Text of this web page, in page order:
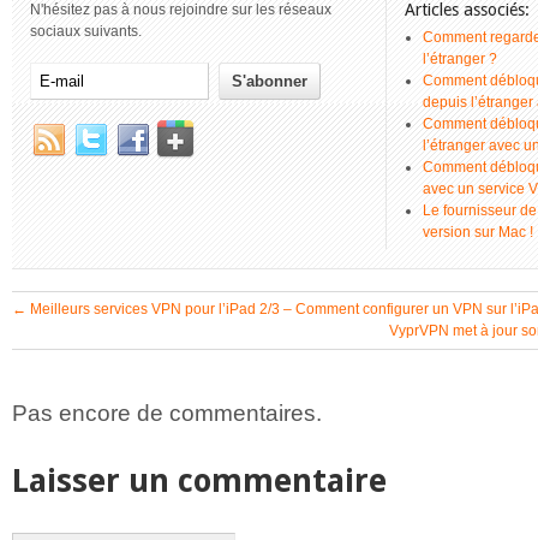
N'hésitez pas à nous rejoindre sur les réseaux
sociaux suivants.
Articles associés:
Comment
l’étranger ?
Comment
depuis
Comment
l’étranger avec
Comment
avec un service
Le fournisseur
version sur Mac !
← Meilleurs services VPN pour l’iPad 2/3 – Comment configurer un VPN sur
VyprVPN met à jour
Pas encore de commentaires.
Laisser un commentaire